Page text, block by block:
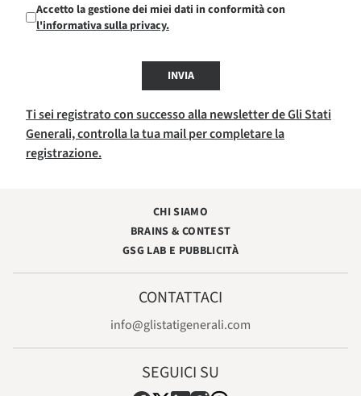
Accetto la gestione dei miei dati in conformità con
l'informativa sulla privacy.
INVIA
Ti sei registrato con successo alla newsletter de Gli Stati
Generali, controlla la tua mail per completare la
registrazione.
CHI SIAMO
BRAINS & CONTEST
GSG LAB E PUBBLICITÀ
CONTATTACI
info@glistatigenerali.com
SEGUICI SU